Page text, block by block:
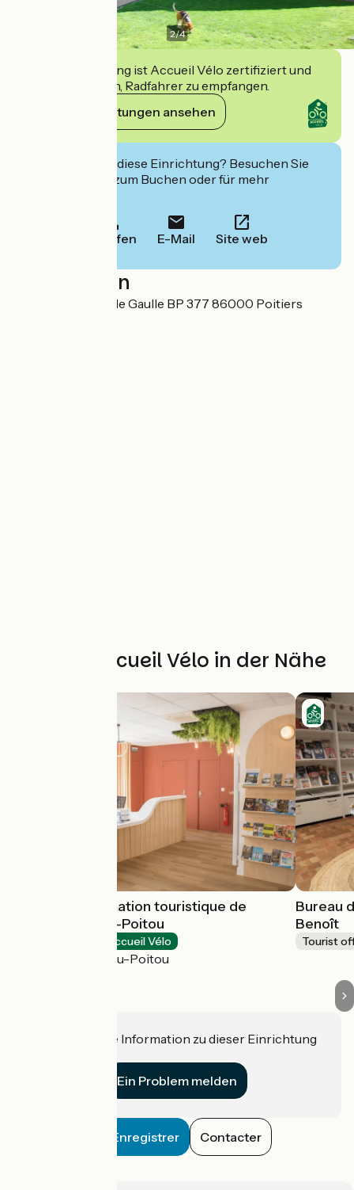
2/4
Diese Einrichtung ist Accueil Vélo zertifiziert und
verpflichtet sich, Radfahrer zu empfangen.
Ihre Verpflichtungen ansehen
Interessiert Sie diese Einrichtung? Besuchen Sie
deren Website zum Buchen oder für mehr
Anrufen E-Mail Site web
Localisation
45 place Charles de Gaulle BP 377 86000 Poitiers
Weitere Accueil Vélo in der Nähe
Bureau d'information touristique de
Chasseneuil-du-Poitou
Accueil Vélo
Chasseneuil-du-Poitou
Bureau
Benoît
Tourist
Haben Sie eine Information zu dieser Einrichtung
Ein Problem melden
Enregistrer Contacter